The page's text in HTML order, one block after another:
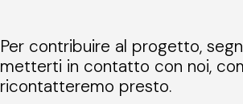
Per contribuire al progetto,
metterti in contatto con noi,
ricontatteremo presto.